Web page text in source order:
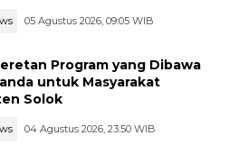
05 Agustus 2026, 09:05 WIB
Program yang Dibawa
untuk Masyarakat
Solok
04 Agustus 2026, 23:50 WIB